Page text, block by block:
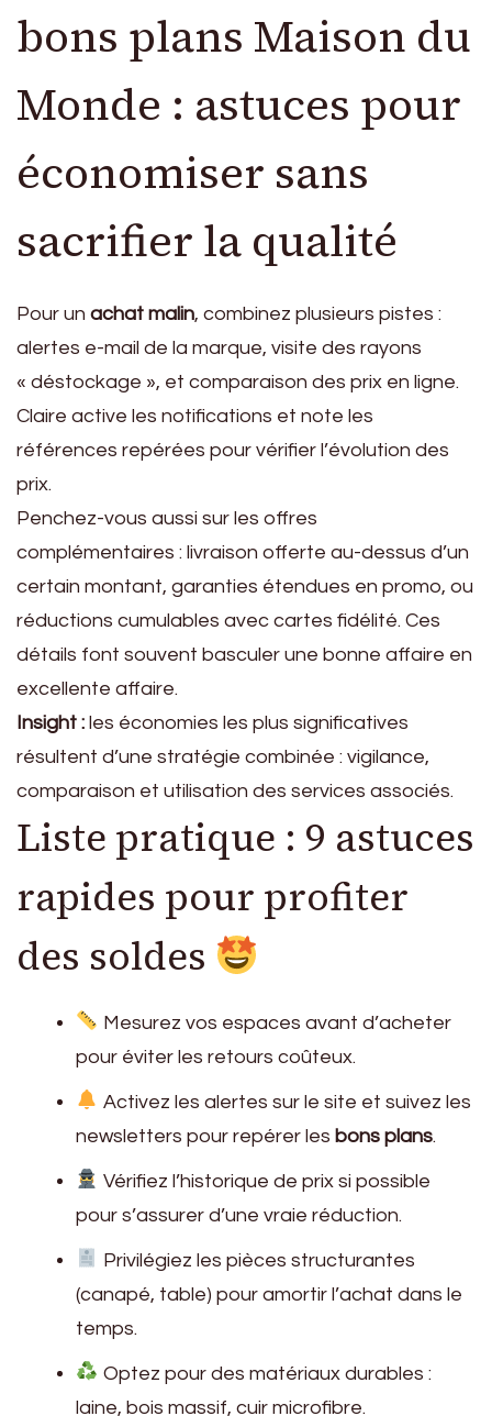
bons plans Maison du
Monde : astuces pour
économiser sans
sacrifier la qualité
Pour un achat malin, combinez plusieurs pistes :
alertes e-mail de la marque, visite des rayons
« déstockage », et comparaison des prix en ligne.
Claire active les notifications et note les
références repérées pour vérifier l’évolution des
prix.
Penchez-vous aussi sur les offres
complémentaires : livraison offerte au-dessus d’un
certain montant, garanties étendues en promo, ou
réductions cumulables avec cartes fidélité. Ces
détails font souvent basculer une bonne affaire en
excellente affaire.
Insight : les économies les plus significatives
résultent d’une stratégie combinée : vigilance,
comparaison et utilisation des services associés.
Liste pratique : 9 astuces
rapides pour profiter
des soldes
Mesurez vos espaces avant d’acheter
pour éviter les retours coûteux.
Activez les alertes sur le site et suivez les
newsletters pour repérer les bons plans.
Vérifiez l’historique de prix si possible
pour s’assurer d’une vraie réduction.
Privilégiez les pièces structurantes
(canapé, table) pour amortir l’achat dans le
temps.
Optez pour des matériaux durables :
laine, bois massif, cuir microfibre.